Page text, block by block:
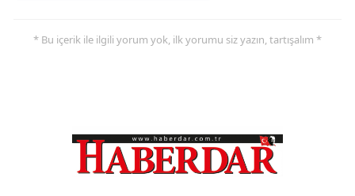
* Bu içerik ile ilgili yorum yok, ilk yorumu siz yazın, tartışalım *